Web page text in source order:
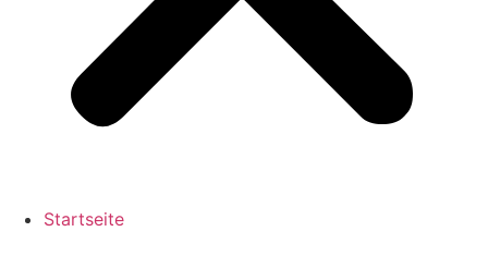
Startseite